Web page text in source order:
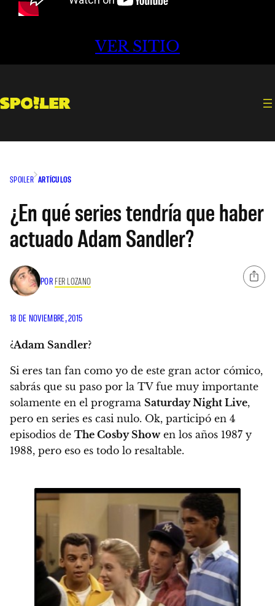
VER SITIO
SPOILER ARTÍCULOS
¿En qué series tendría que haber
actuado Adam Sandler?
POR FER LOZANO
18 DE NOVIEMBRE, 2015
¿Adam Sandler?
Si eres tan fan como yo de este gran actor cómico,
sabrás que su paso por la TV fue muy importante
solamente en el programa Saturday Night Live,
pero en series es casi nulo. Ok, participó en 4
episodios de The Cosby Showen los años 1987 y
1988, pero eso es todo lo resaltable.